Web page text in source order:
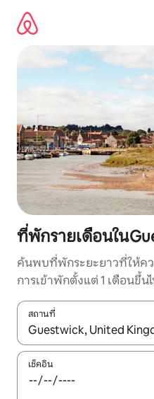
ที่พักรายเดือนใน
ค้นพบที่พักระยะยาวที่ให้ค
การเข้าพักตั้งแต่ 1 เดือนขึ้น
สถานที่
ใช้ลูกศรขึ้นลง หรือใช้การสัม
เช็คอิน